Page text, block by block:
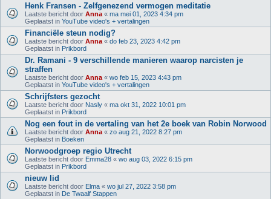
Henk Fransen - Zelfgenezend vermogen meditatie
Laatste bericht door Anna « ma mei 01, 2023 4:34 pm
Geplaatst in YouTube video's + vertalingen
Financiële steun nodig?
Laatste bericht door Anna « do feb 23, 2023 4:42 pm
Geplaatst in Prikbord
Dr. Ramani - 9 verschillende manieren waarop narcisten je
straffen
Laatste bericht door Anna « wo feb 15, 2023 4:43 pm
Geplaatst in YouTube video's + vertalingen
Schrijfsters gezocht
Laatste bericht door Nasly « ma okt 31, 2022 10:01 pm
Geplaatst in Prikbord
Nog een fout in de vertaling van het 2e boek van Robin Norwood
Laatste bericht door Anna « zo aug 21, 2022 8:27 pm
Geplaatst in Boeken
Norwoodgroep regio Utrecht
Laatste bericht door Emma28 « wo aug 03, 2022 6:15 pm
Geplaatst in Prikbord
nieuw lid
Laatste bericht door Elma « wo jul 27, 2022 3:58 pm
Geplaatst in De Twaalf Stappen